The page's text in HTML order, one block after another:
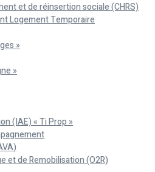
et de réinsertion sociale (CHRS)
Logement Temporaire
»
»
(IAE) « Ti Prop »
et de Remobilisation (O2R)